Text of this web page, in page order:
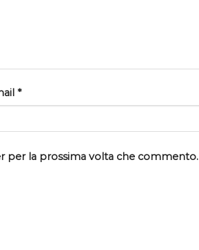
*
per la prossima volta che commento.